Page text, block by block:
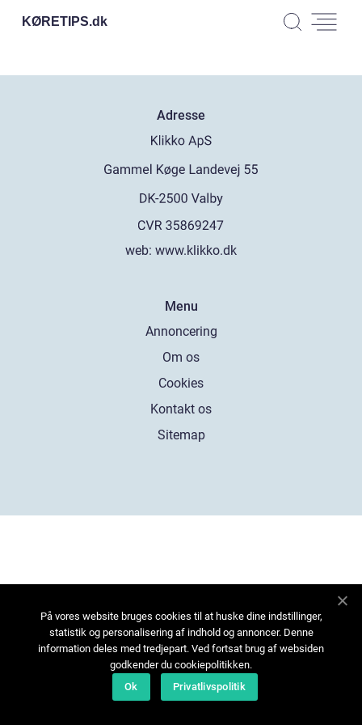
KØRETIPS.dk
Adresse
web: www.klikko.dk
Menu
Annoncering
Om os
Cookies
Kontakt os
Sitemap
På vores website bruges cookies til at huske dine indstillinger,
statistik og personalisering af indhold og annoncer. Denne
information deles med tredjepart. Ved fortsat brug af websiden
godkender du cookiepolitikken.
Ok
Privatlivspolitik